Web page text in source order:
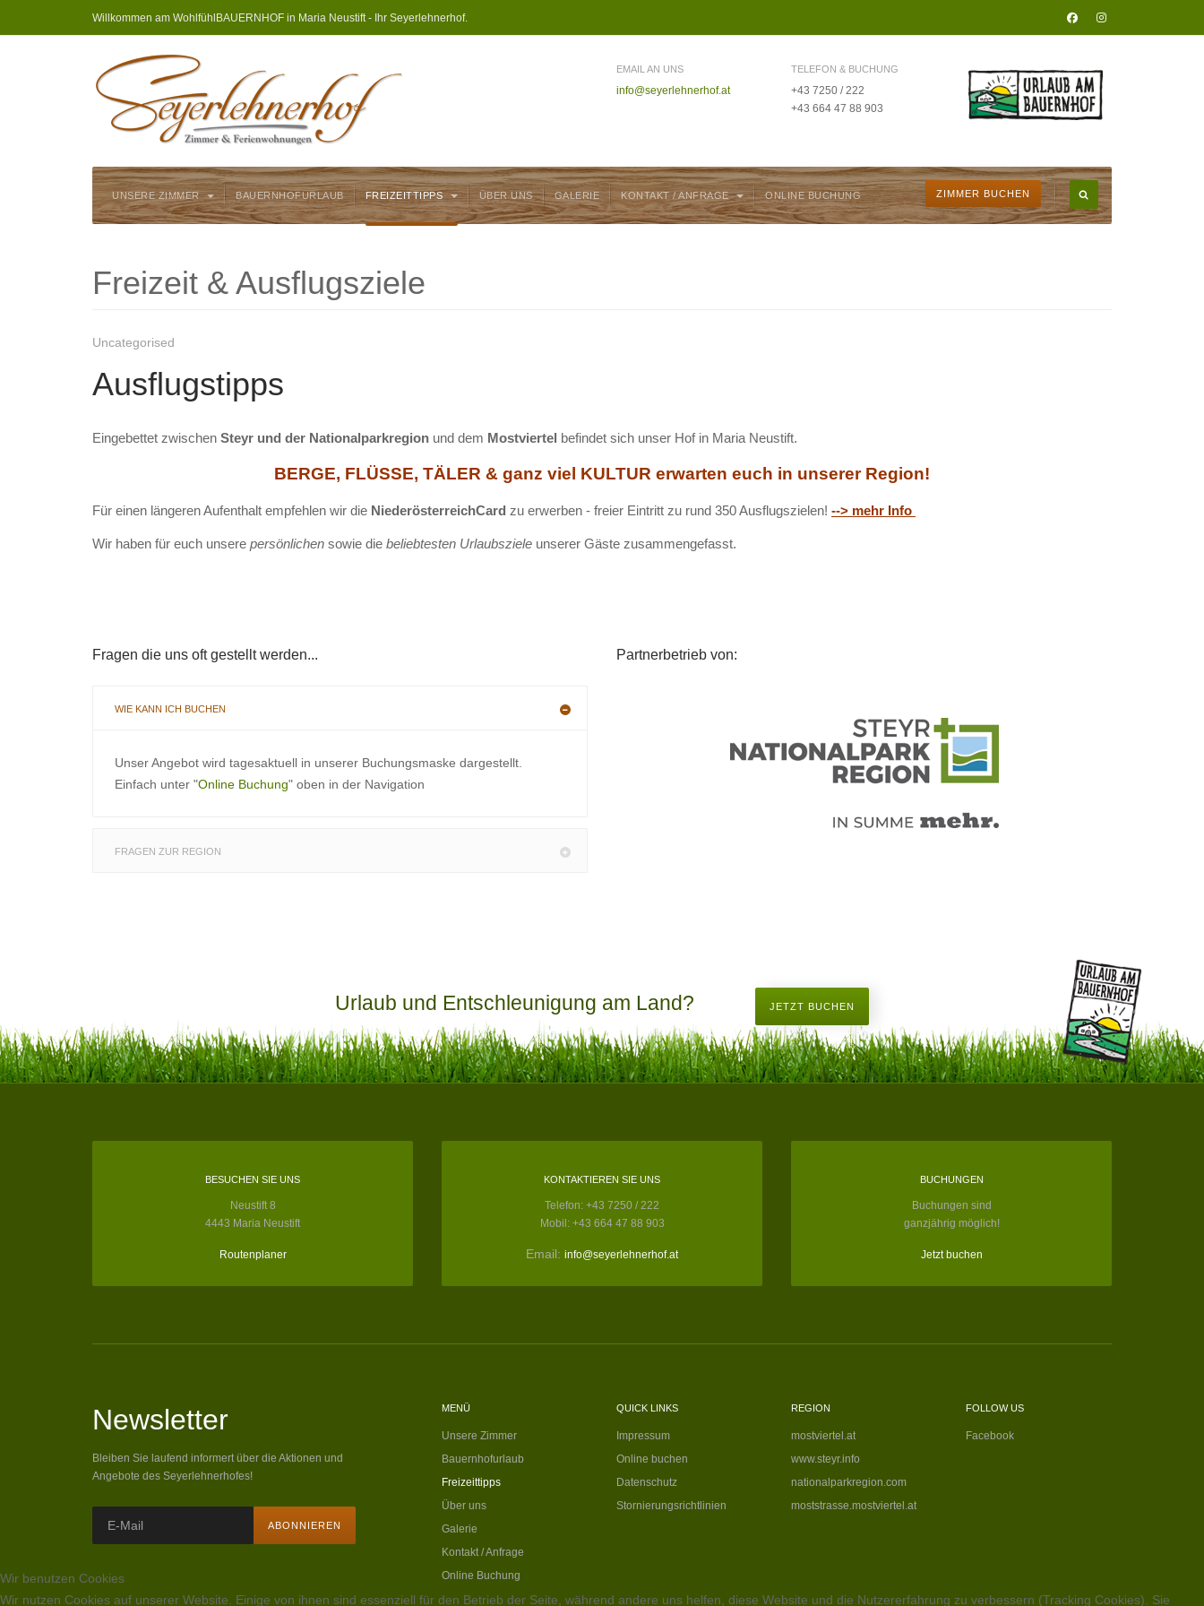
Willkommen am WohlfühlBAUERNHOF in Maria Neustift - Ihr Seyerlehnerhof.
EMAIL AN UNS
info@seyerlehnerhof.at
TELEFON & BUCHUNG
+43 7250 / 222
+43 664 47 88 903
UNSERE ZIMMER BAUERNHOFURLAUB FREIZEITTIPPS ÜBER UNS GALERIE KONTAKT / ANFRAGE ONLINE BUCHUNG ZIMMER BUCHEN
Freizeit & Ausflugsziele
Uncategorised
Ausflugstipps
Eingebettet zwischen Steyr und der Nationalparkregion und dem Mostviertel befindet sich unser Hof in Maria Neustift.
BERGE, FLÜSSE, TÄLER & ganz viel KULTUR erwarten euch in unserer Region!
Für einen längeren Aufenthalt empfehlen wir die NiederösterreichCard zu erwerben - freier Eintritt zu rund 350 Ausflugszielen! --> mehr Info
Wir haben für euch unsere persönlichen sowie die beliebtesten Urlaubsziele unserer Gäste zusammengefasst.
Fragen die uns oft gestellt werden...
WIE KANN ICH BUCHEN
Unser Angebot wird tagesaktuell in unserer Buchungsmaske dargestellt.
Einfach unter "Online Buchung" oben in der Navigation
FRAGEN ZUR REGION
Partnerbetrieb von:
Urlaub und Entschleunigung am Land? JETZT BUCHEN
BESUCHEN SIE UNS
Neustift 8
4443 Maria Neustift
Routenplaner
KONTAKTIEREN SIE UNS
Telefon: +43 7250 / 222
Mobil: +43 664 47 88 903
Email: info@seyerlehnerhof.at
BUCHUNGEN
Buchungen sind
ganzjährig möglich!
Jetzt buchen
Newsletter
Bleiben Sie laufend informert über die Aktionen und
Angebote des Seyerlehnerhofes!
MENÜ
Unsere Zimmer
Bauernhofurlaub
Freizeittipps
Über uns
Galerie
Kontakt / Anfrage
Online Buchung
QUICK LINKS
Impressum
Online buchen
Datenschutz
Stornierungsrichtlinien
REGION
mostviertel.at
www.steyr.info
nationalparkregion.com
moststrasse.mostviertel.at
FOLLOW US
Facebook
Wir benutzen Cookies
Wir nutzen Cookies auf unserer Website. Einige von ihnen sind essenziell für den Betrieb der Seite, während andere uns helfen, diese Website und die Nutzererfahrung zu verbessern (Tracking Cookies). Sie